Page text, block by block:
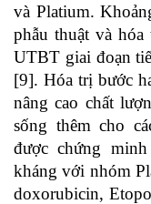
và Platium.
phẫu thuật và
UTBT giai đoạn
[9]. Hóa trị bước
nâng cao chất
sống thêm cho
được chứng
kháng với nhóm
doxorubicin,